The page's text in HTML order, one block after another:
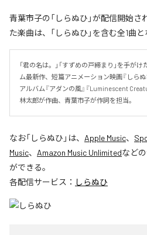
青葉市子の「しらぬひ」が配信開始
た楽曲は、「しらぬひ」を含む全1曲と
「君の名は。」「すずめの戸締まり」を手が
ム最新作、短篇アニメーション映画『しらぬ
アルバム『アダンの風』『Luminescent
林太郎が作曲、青葉市子が作詞を担当。
なお「しらぬひ 」は、 Apple Music、
Music、 Amazon Music Unlimitedなど
ができる。
各配信サービス： しらぬひ